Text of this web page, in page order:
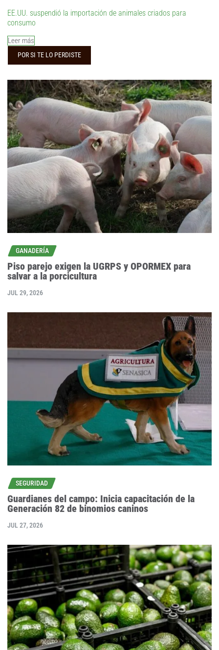
EE.UU. suspendió la importación de animales criados para
consumo
Leer más
POR SI TE LO PERDISTE
GANADERÍA
Piso parejo exigen la UGRPS y OPORMEX para
salvar a la porcicultura
JUL 29, 2026
SEGURIDAD
Guardianes del campo: Inicia capacitación de la
Generación 82 de binomios caninos
JUL 27, 2026